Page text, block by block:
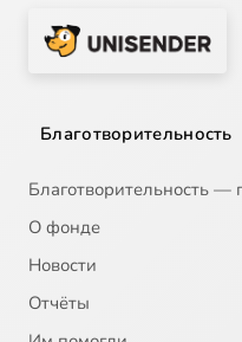
Благотворительность
Благотворительность
О фонде
Новости
Отчёты